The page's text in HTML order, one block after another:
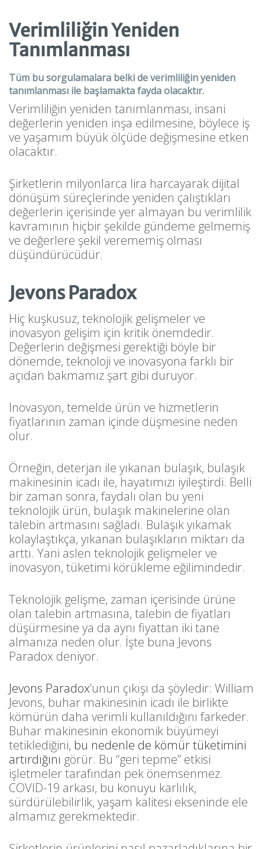
Verimliliğin Yeniden
Tanımlanması
Tüm bu sorgulamalara belki de verimliliğin yeniden
tanımlanması ile başlamakta fayda olacaktır.
Verimliliğin yeniden tanımlanması, insani
değerlerin yeniden inşa edilmesine, böylece iş
ve yaşamım büyük ölçüde değişmesine etken
olacaktır.
Şirketlerin milyonlarca lira harcayarak dijital
dönüşüm süreçlerinde yeniden çalıştıkları
değerlerin içerisinde yer almayan bu verimlilik
kavramının hiçbir şekilde gündeme gelmemiş
ve değerlere şekil verememiş olması
düşündürücüdür.
Jevons Paradox
Hiç kuşkusuz, teknolojik gelişmeler ve
inovasyon gelişim için kritik önemdedir.
Değerlerin değişmesi gerektiği böyle bir
dönemde, teknoloji ve inovasyona farklı bir
açıdan bakmamız şart gibi duruyor.
Inovasyon, temelde ürün ve hizmetlerin
fiyatlarının zaman içinde düşmesine neden
olur.
Örneğin, deterjan ile yıkanan bulaşık, bulaşık
makinesinin icadı ile, hayatımızı iyileştirdi. Belli
bir zaman sonra, faydalı olan bu yeni
teknolojik ürün, bulaşık makinelerine olan
talebin artmasını sağladı. Bulaşık yıkamak
kolaylaştıkça, yıkanan bulaşıkların miktarı da
arttı. Yani aslen teknolojik gelişmeler ve
inovasyon, tüketimi körükleme eğilimindedir.
Teknolojik gelişme, zaman içerisinde ürüne
olan talebin artmasına, talebin de fiyatları
düşürmesine ya da aynı fiyattan iki tane
almanıza neden olur. İşte buna Jevons
Paradox deniyor.
Jevons Paradox’unun çıkışı da şöyledir: William
Jevons, buhar makinesinin icadı ile birlikte
kömürün daha verimli kullanıldığını farkeder.
Buhar makinesinin ekonomik büyümeyi
tetiklediğini, bu nedenle de kömür tüketimini
artırdığını görür. Bu “geri tepme” etkisi
işletmeler tarafından pek önemsenmez.
COVID-19 arkası, bu konuyu karlılık,
sürdürülebilirlik, yaşam kalitesi ekseninde ele
almamız gerekmektedir.